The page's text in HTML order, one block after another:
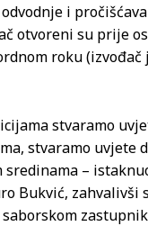
i
otvoreni su prije
roku
stvaramo
stvaramo uvjete
–
Bukvić, zahvalivši
saborskom